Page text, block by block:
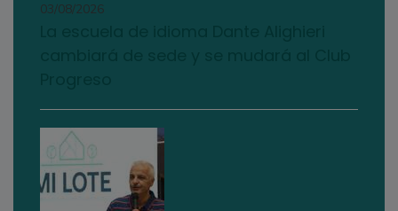
03/08/2026